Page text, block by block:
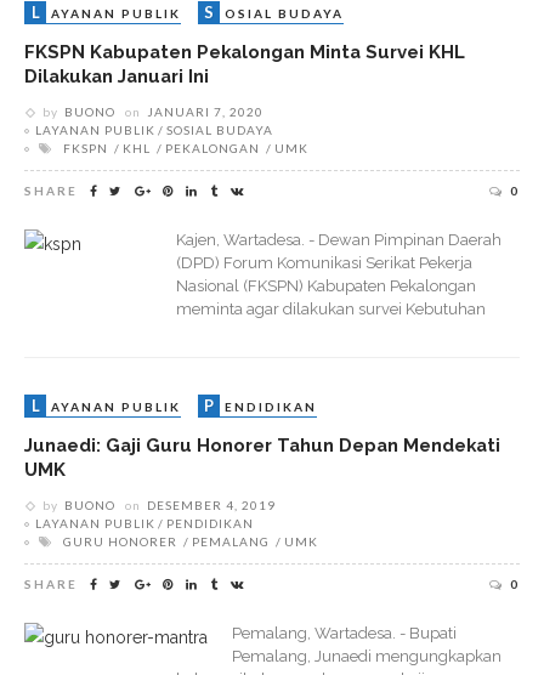
L AYANAN PUBLIK S OSIAL BUDAYA
FKSPN Kabupaten Pekalongan Minta Survei KHL
Dilakukan Januari Ini
by BUONO on
JANUARI 7, 2020
LAYANAN PUBLIK
SOSIAL BUDAYA
FKSPN
KHL PEKALONGAN UMK
SHARE 0
Kajen, Wartadesa. - Dewan Pimpinan Daerah
(DPD) Forum Komunikasi Serikat Pekerja
Nasional (FKSPN) Kabupaten Pekalongan
meminta agar dilakukan survei Kebutuhan
L AYANAN PUBLIK P ENDIDIKAN
Junaedi: Gaji Guru Honorer Tahun Depan Mendekati
UMK
by BUONO on
DESEMBER 4, 2019
LAYANAN PUBLIK
PENDIDIKAN
GURU HONORER
PEMALANG UMK
SHARE 0
Pemalang, Wartadesa. - Bupati
Pemalang, Junaedi mengungkapkan